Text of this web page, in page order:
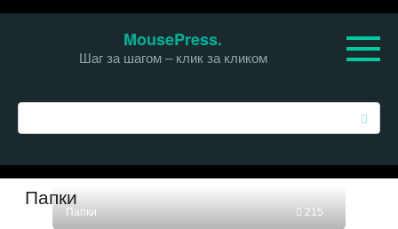
MousePress.
Шаг за шагом – клик за кликом
о
с
Папки
Папки 215